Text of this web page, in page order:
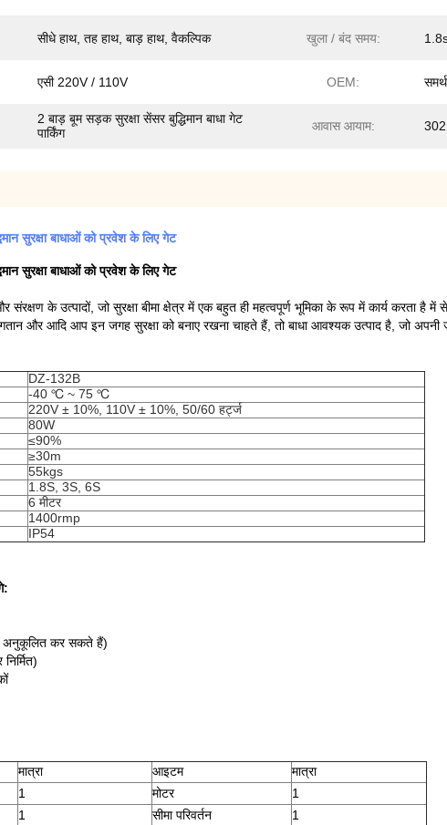
सीधे हाथ, तह हाथ, बाड़ हाथ, वैकल्पिक खुला / बंद समय:
एसी 220V / 110V OEM:
2 बाड़ बूम सड़क सुरक्षा सेंसर बुद्धिमान बाधा गेट
पार्किंग
आवास आयाम: 302
सुरक्षा बाधाओं को प्रवेश के लिए गेट
सुरक्षा बाधाओं को प्रवेश के लिए गेट
संरक्षण के उत्पादों, जो सुरक्षा बीमा क्षेत्र में एक बहुत ही महत्वपूर्ण भूमिका के रूप में कार्य करता
और आदि आप इन जगह सुरक्षा को बनाए रखना चाहते हैं, तो बाधा आवश्यक उत्पाद है, जो अपनी
DZ-132B
-40 ℃ ~ 75 ℃
220V ± 10%, 110V ± 10%, 50/60 हर्ट्ज
80W
≤90%
≥30m
55kgs
1.8S, 3S, 6S
6 मीटर
1400rmp
IP54
अनुकूलित कर सकते हैं)
मात्रा आइटम
मात्रा
1 मोटर
1
1 सीमा परिवर्तन
1